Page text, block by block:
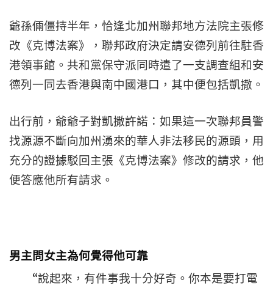
爺孫倆僵持半年，恰逢北加州聯邦地方法院主張修
改《克博法案》，聯邦政府決定請安德列前往駐香
港領事館。共和黨保守派同時遣了一支調查組和安
德列一同去香港與南中國港口，其中便包括凱撒。
出行前，爺爺子對凱撒許諾：如果這一次聯邦員警
找源源不斷向加州湧來的華人非法移民的源頭，用
充分的證據駁回主張《克博法案》修改的請求，他
便答應他所有請求。
男主問女主為何覺得他可靠
“說起來，有件事我十分好奇。你本是要打電